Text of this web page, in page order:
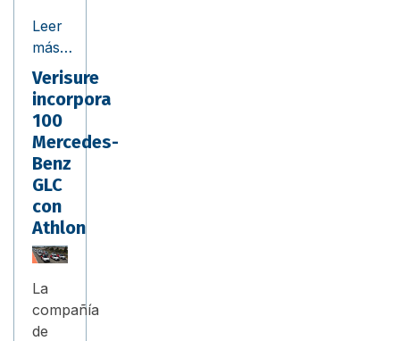
Leer
más…
Verisure
incorpora
100
Mercedes-
Benz
GLC
con
Athlon
La
compañía
de